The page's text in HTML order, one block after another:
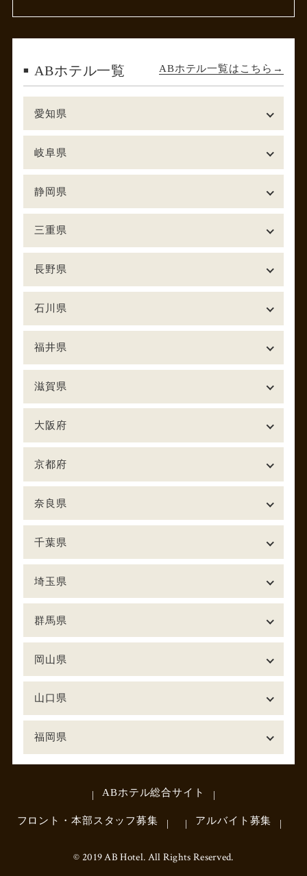
ABホテル一覧 ABホテル一覧はこちら
愛知県
岐阜県
静岡県
三重県
長野県
石川県
福井県
滋賀県
大阪府
京都府
奈良県
千葉県
埼玉県
群馬県
岡山県
山口県
福岡県
ABホテル総合サイト
フロント・本部スタッフ募集 アルバイト募集
© 2019 AB Hotel. All Rights Reserved.